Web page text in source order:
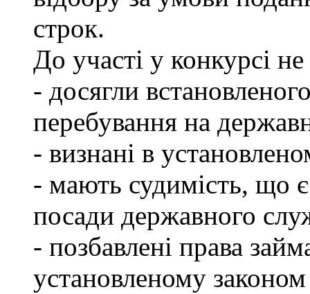
строк.
До участі у конкурсі
- досягли
перебування на
- визнані в
- мають судимість, що
посади державного
- позбавлені права
установленому